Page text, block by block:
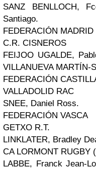
SANZ BENLLOCH,
Santiago.
FEDERACIÓN MADRID
C.R. CISNEROS
FEIJOO UGALDE,
VILLANUEVA MARTÍN-
FEDERACIÓN
VALLADOLID RAC
SNEE, Daniel Ross.
FEDERACIÓN VASCA
GETXO R.T.
LINKLATER, Bradley
CA LORMONT RUGBY
LABBE, Franck Jean-